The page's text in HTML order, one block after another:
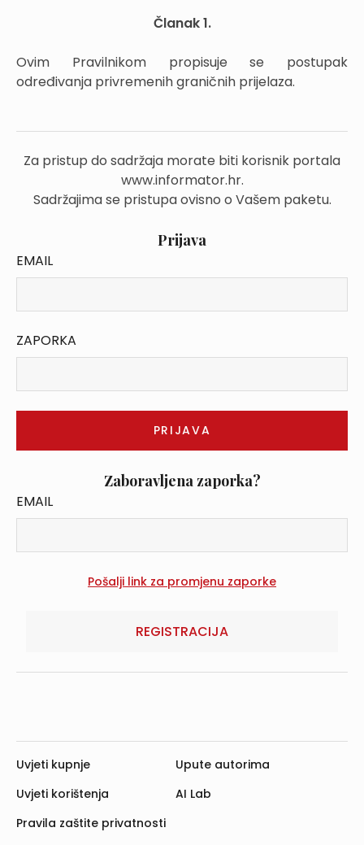
Članak 1.
Ovim Pravilnikom propisuje se postupak
određivanja privremenih graničnih prijelaza.
Za pristup do sadržaja morate biti korisnik portala
www.informator.hr.
Sadržajima se pristupa ovisno o Vašem paketu.
Prijava
EMAIL
ZAPORKA
Zaboravljena zaporka?
EMAIL
REGISTRACIJA
Uvjeti kupnje
Uvjeti korištenja
Pravila zaštite privatnosti
Upute autorima
AI Lab